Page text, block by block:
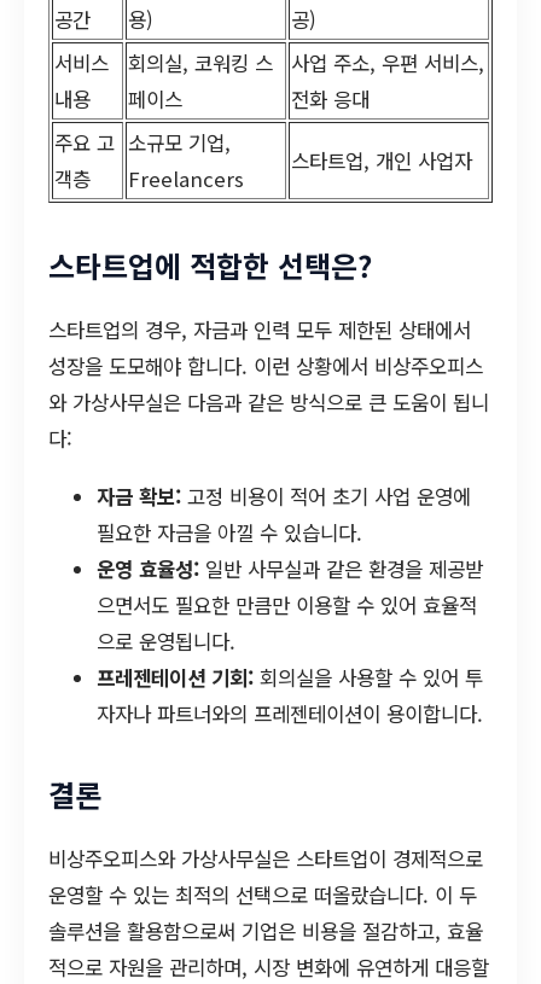
공간 용)
공)
서비스
내용
회의실, 코워킹 스
페이스
사업 주소, 우편 서비스,
전화 응대
주요 고
객층
소규모 기업,
Freelancers
스타트업, 개인 사업자
스타트업에 적합한 선택은?
스타트업의 경우, 자금과 인력 모두 제한된 상태에서
성장을 도모해야 합니다. 이런 상황에서 비상주오피스
와 가상사무실은 다음과 같은 방식으로 큰 도움이 됩니
다:
자금 확보: 고정 비용이 적어 초기 사업 운영에
필요한 자금을 아낄 수 있습니다.
운영 효율성: 일반 사무실과 같은 환경을 제공받
으면서도 필요한 만큼만 이용할 수 있어 효율적
으로 운영됩니다.
프레젠테이션 기회: 회의실을 사용할 수 있어 투
자자나 파트너와의 프레젠테이션이 용이합니다.
결론
비상주오피스와 가상사무실은 스타트업이 경제적으로
운영할 수 있는 최적의 선택으로 떠올랐습니다. 이 두
솔루션을 활용함으로써 기업은 비용을 절감하고, 효율
적으로 자원을 관리하며, 시장 변화에 유연하게 대응할